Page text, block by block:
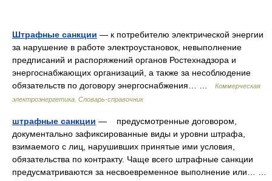
Штрафные санкции — к потребителю электрической энергии
за нарушение в работе электроустановок, невыполнение
предписаний и распоряжений органов Ростехнадзора и
энергоснабжающих организаций, а также за несоблюдение
обязательств по договору энергоснабжения… …
Коммерческая
электроэнергетика. Словарь-справочник
штрафные санкции — предусмотренные договором,
документально зафиксированные виды и уровни штрафа,
взимаемого с лиц, нарушивших принятые ими условия,
обязательства по контракту. Чаще всего штрафные санкции
предусматриваются за несвоевременное выполнение или… …